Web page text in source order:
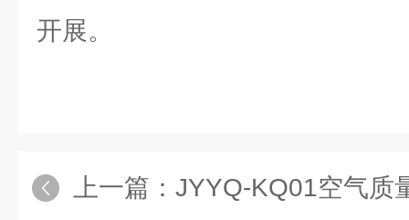
开展。
上一篇： JYYQ-KQ01空气质